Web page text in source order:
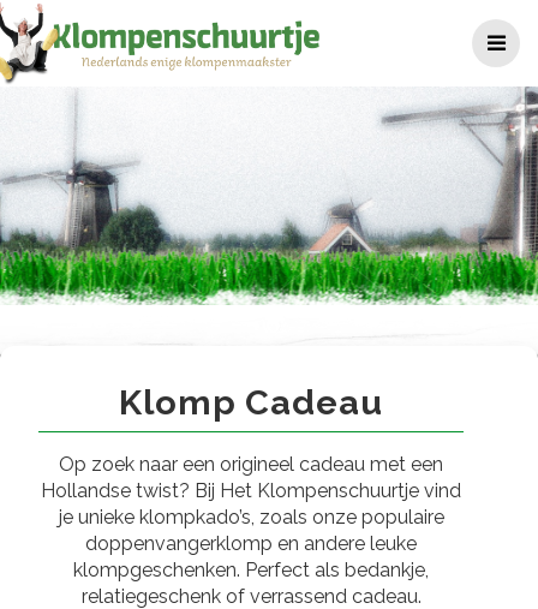
naar
de
Klomp cadeau
Klomp Cadeau
Op zoek naar een origineel cadeau met een
Hollandse twist? Bij Het Klompenschuurtje vind
je unieke klompkado’s, zoals onze populaire
doppenvangerklomp en andere leuke
klompgeschenken. Perfect als bedankje,
relatiegeschenk of verrassend cadeau.